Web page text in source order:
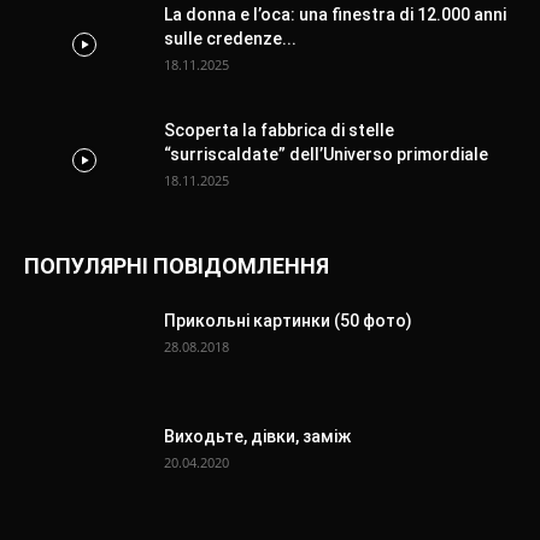
La donna e l’oca: una finestra di 12.000 anni
sulle credenze...
18.11.2025
Scoperta la fabbrica di stelle
“surriscaldate” dell’Universo primordiale
18.11.2025
ПОПУЛЯРНІ ПОВІДОМЛЕННЯ
Прикольні картинки (50 фото)
28.08.2018
Виходьте, дівки, заміж
20.04.2020